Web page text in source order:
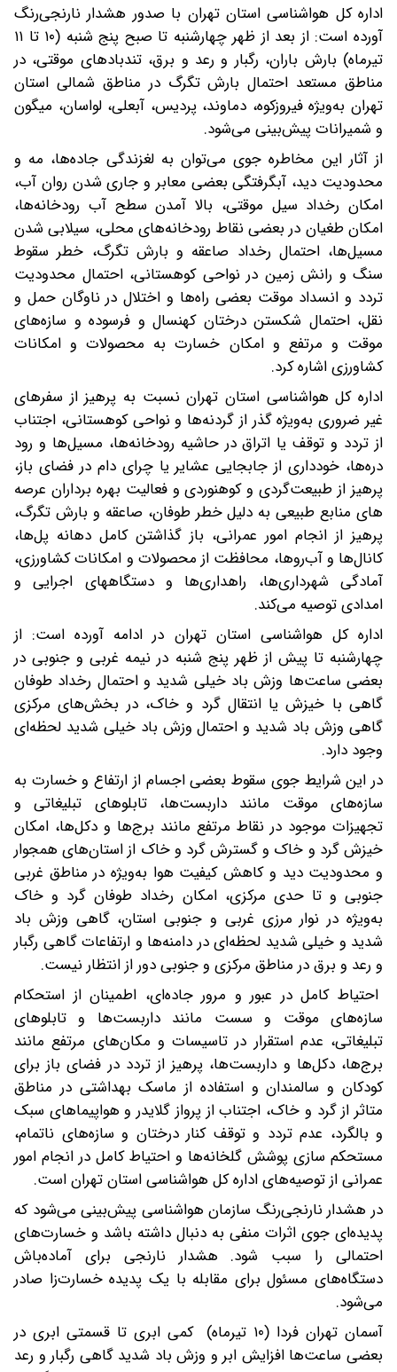
اداره کل هواشناسی استان تهران با صدور هشدار نارنجی‌رنگ
آورده است: از بعد از ظهر چهارشنبه تا صبح پنج شنبه (۱۰ تا ۱۱
تیرماه) بارش باران، رگبار و رعد و برق، تندبادهای موقتی، در
مناطق مستعد احتمال بارش تگرگ در مناطق شمالی استان
تهران به‌ویژه فیروزکوه، دماوند، پردیس، آبعلی، لواسان، میگون
و شمیرانات پیش‌بینی می‌شود.
از آثار این مخاطره جوی می‌توان به لغزندگی جاده‌ها، مه و
محدودیت دید، آبگرفتگی بعضی معابر و جاری شدن روان آب،
امکان رخداد سیل موقتی، بالا آمدن سطح آب رودخانه‌ها،
امکان طغیان در بعضی نقاط رودخانه‌های محلی، سیلابی شدن
مسیل‌ها، احتمال رخداد صاعقه و بارش تگرگ، خطر سقوط
سنگ و رانش زمین در نواحی کوهستانی، احتمال محدودیت
تردد و انسداد موقت بعضی راه‌ها و اختلال در ناوگان حمل و
نقل، احتمال شکستن درختان کهنسال و فرسوده و سازه‌های
موقت و مرتفع و امکان خسارت به محصولات و امکانات
کشاورزی اشاره کرد.
اداره کل هواشناسی استان تهران نسبت به پرهیز از سفرهای
غیر ضروری به‌ویژه گذر از گردنه‌ها و نواحی کوهستانی، اجتناب
از تردد و توقف یا اتراق در حاشیه رودخانه‌ها، مسیل‌ها و رود
دره‌ها، خودداری از جابجایی عشایر یا چرای دام در فضای باز،
پرهیز از طبیعت‌گردی و کوهنوردی و فعالیت بهره برداران عرصه
های منابع طبیعی به دلیل خطر طوفان، صاعقه و بارش تگرگ،
پرهیز از انجام امور عمرانی، باز گذاشتن کامل دهانه پل‌ها،
کانال‌ها و آب‌روها، محافظت از محصولات و امکانات کشاورزی،
آمادگی شهرداری‌ها، راهداری‌ها و دستگاههای اجرایی و
امدادی توصیه می‌کند.
اداره کل هواشناسی استان تهران در ادامه آورده است: از
چهارشنبه تا پیش از ظهر پنج شنبه در نیمه غربی و جنوبی در
بعضی ساعت‌ها وزش باد خیلی شدید و احتمال رخداد طوفان
گاهی با خیزش یا انتقال گرد و خاک، در بخش‌های مرکزی
گاهی وزش باد شدید و احتمال وزش باد خیلی شدید لحظه‌ای
وجود دارد.
در این شرایط جوی سقوط بعضی اجسام از ارتفاع و خسارت به
سازه‌های موقت مانند داربست‌ها، تابلوهای تبلیغاتی و
تجهیزات موجود در نقاط مرتفع مانند برج‌ها و دکل‌ها، امکان
خیزش گرد و خاک و گسترش گرد و خاک از استان‌های همجوار
و محدودیت دید و کاهش کیفیت هوا به‌ویژه در مناطق غربی
جنوبی و تا حدی مرکزی، امکان رخداد طوفان گرد و خاک
به‌ویژه در نوار مرزی غربی و جنوبی استان، گاهی وزش باد
شدید و خیلی شدید لحظه‌ای در دامنه‌ها و ارتفاعات گاهی رگبار
و رعد و برق در مناطق مرکزی و جنوبی دور از انتظار نیست.
احتیاط کامل در عبور و مرور جاده‌ای، اطمینان از استحکام
سازه‌های موقت و سست مانند داربست‌ها و تابلوهای
تبلیغاتی، عدم استقرار در تاسیسات و مکان‌های مرتفع مانند
برج‌ها، دکل‌ها و داربست‌ها، پرهیز از تردد در فضای باز برای
کودکان و سالمندان و استفاده از ماسک بهداشتی در مناطق
متاثر از گرد و خاک، اجتناب از پرواز گلایدر و هواپیماهای سبک
و بالگرد، عدم تردد و توقف کنار درختان و سازه‌های ناتمام،
مستحکم سازی پوشش گلخانه‌ها و احتیاط کامل در انجام امور
عمرانی از توصیه‌های اداره کل هواشناسی استان تهران است.
در هشدار نارنجی‌رنگ سازمان هواشناسی پیش‌بینی می‌شود که
پدیده‌ای جوی اثرات منفی به دنبال داشته باشد و خسارت‌های
احتمالی را سبب شود. هشدار نارنجی برای آماده‌باش
دستگاه‌های مسئول برای مقابله با یک پدیده خسارت‌زا صادر
می‌شود.
آسمان تهران فردا (۱۰ تیرماه) کمی ابری تا قسمتی ابری در
بعضی ساعت‌ها افزایش ابر و وزش باد شدید گاهی رگبار و رعد